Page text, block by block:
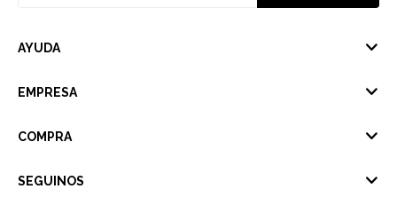
AYUDA
EMPRESA
COMPRA
SEGUINOS